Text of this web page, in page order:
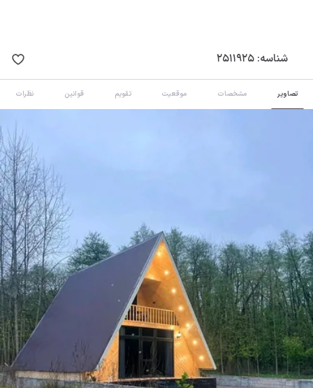
شناسه: 2511925
تصاویر مشخصات موقعیت تقویم قوانین نظرات